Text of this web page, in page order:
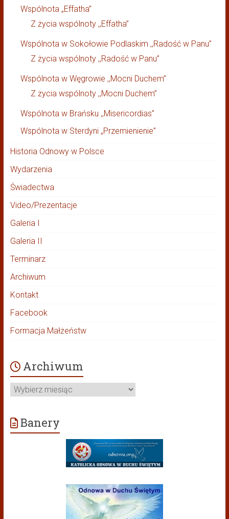
Wspólnota „Effatha”
Z życia wspólnoty ,,Effatha”
Wspólnota w Sokołowie Podlaskim ,,Radość w Panu”
Z życia wspólnoty ,,Radość w Panu”
Wspólnota w Węgrowie ,,Mocni Duchem”
Z życia wspólnoty ,,Mocni Duchem”
Wspólnota w Brańsku ,,Misericordias”
Wspólnota w Sterdyni „Przemienienie”
Historia Odnowy w Polsce
Wydarzenia
Świadectwa
Video/Prezentacje
Galeria I
Galeria II
Terminarz
Archiwum
Kontakt
Facebook
Formacja Małżeństw
Archiwum
Archiwum
Banery